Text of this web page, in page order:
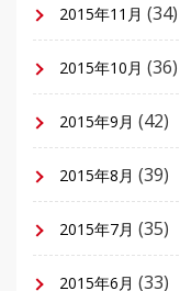
2015年11月 (34)
2015年10月 (36)
2015年9月 (42)
2015年8月 (39)
2015年7月 (35)
2015年6月 (33)